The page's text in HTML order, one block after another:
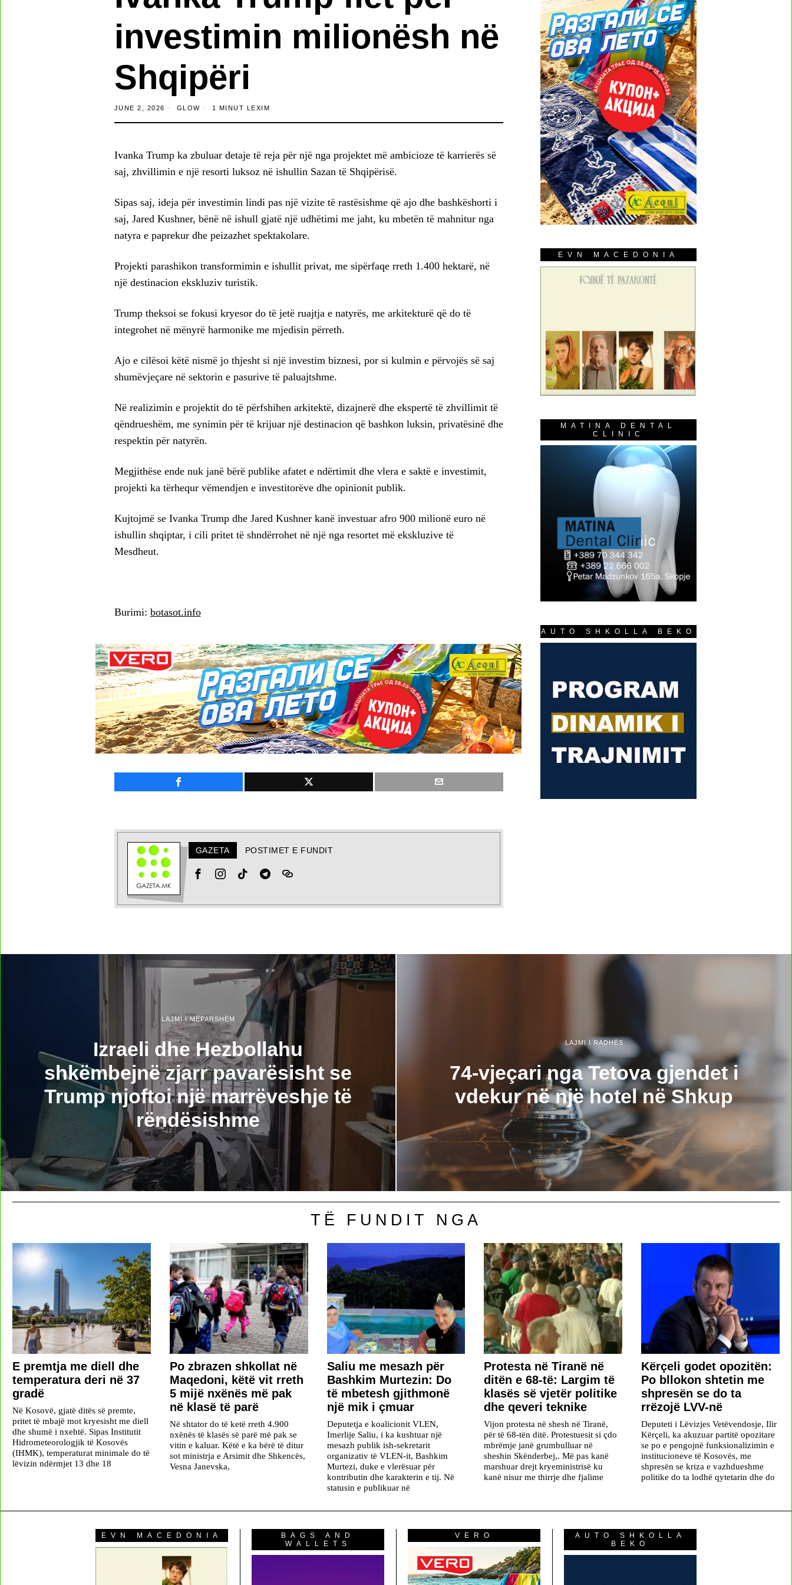
investimin milionësh në
Shqipëri
JUNE 2, 2026 GLOW 1 MINUT LEXIM
Ivanka Trump ka zbuluar detaje të reja për një nga projektet më ambicioze të karrierës së
saj, zhvillimin e një resorti luksoz në ishullin Sazan të Shqipërisë.
Sipas saj, ideja për investimin lindi pas një vizite të rastësishme që ajo dhe bashkëshorti i
saj, Jared Kushner, bënë në ishull gjatë një udhëtimi me jaht, ku mbetën të mahnitur nga
natyra e paprekur dhe peizazhet spektakolare.
Projekti parashikon transformimin e ishullit privat, me sipërfaqe rreth 1.400 hektarë, në
një destinacion ekskluziv turistik.
Trump theksoi se fokusi kryesor do të jetë ruajtja e natyrës, me arkitekturë që do të
integrohet në mënyrë harmonike me mjedisin përreth.
Ajo e cilësoi këtë nismë jo thjesht si një investim biznesi, por si kulmin e përvojës së saj
shumëvjeçare në sektorin e pasurive të paluajtshme.
Në realizimin e projektit do të përfshihen arkitektë, dizajnerë dhe ekspertë të zhvillimit të
qëndrueshëm, me synimin për të krijuar një destinacion që bashkon luksin, privatësinë dhe
respektin për natyrën.
Megjithëse ende nuk janë bërë publike afatet e ndërtimit dhe vlera e saktë e investimit,
projekti ka tërhequr vëmendjen e investitorëve dhe opinionit publik.
Kujtojmë se Ivanka Trump dhe Jared Kushner kanë investuar afro 900 milionë euro në
ishullin shqiptar, i cili pritet të shndërrohet në një nga resortet më ekskluzive të
Mesdheut.
Burimi: botasot.info
GAZETA POSTIMET E FUNDIT
EVN MACEDONIA
MATINA DENTAL
CLINIC
AUTO SHKOLLA BEKO
LAJMI I MËPARSHËM
Izraeli dhe Hezbollahu
shkëmbejnë zjarr pavarësisht se
Trump njoftoi një marrëveshje të
rëndësishme
LAJMI I RADHËS
74-vjeçari nga Tetova gjendet i
vdekur në një hotel në Shkup
TË FUNDIT NGA
E premtja me diell dhe
temperatura deri në 37
gradë
Në Kosovë, gjatë ditës së premte,
pritet të mbajë mot kryesisht me diell
dhe shumë i nxehtë. Sipas Institutit
Hidrometeorologjik të Kosovës
(IHMK), temperaturat minimale do të
lëvizin ndërmjet 13 dhe 18
Po zbrazen shkollat në
Maqedoni, këtë vit rreth
5 mijë nxënës më pak
në klasë të parë
Në shtator do të ketë rreth 4.900
nxënës të klasës së parë më pak se
vitin e kaluar. Këtë e ka bërë të ditur
sot ministrja e Arsimit dhe Shkencës,
Vesna Janevska,
Saliu me mesazh për
Bashkim Murtezin: Do
të mbetesh gjithmonë
një mik i çmuar
Deputetja e koalicionit VLEN,
Imerlije Saliu, i ka kushtuar një
mesazh publik ish-sekretarit
organizativ të VLEN-it, Bashkim
Murtezi, duke e vlerësuar për
kontributin dhe karakterin e tij. Në
statusin e publikuar në
Protesta në Tiranë në
ditën e 68-të: Largim të
klasës së vjetër politike
dhe qeveri teknike
Vijon protesta në shesh në Tiranë,
për të 68-tën ditë. Protestuesit si çdo
mbrëmje janë grumbulluar në
sheshin Skënderbej,. Më pas kanë
marshuar drejt kryeministrisë ku
kanë nisur me thirrje dhe fjalime
Kërçeli godet opozitën:
Po bllokon shtetin me
shpresën se do ta
rrëzojë LVV-në
Deputeti i Lëvizjes Vetëvendosje, Ilir
Kërçeli, ka akuzuar partitë opozitare
se po e pengojnë funksionalizimin e
institucioneve të Kosovës, me
shpresën se kriza e vazhdueshme
politike do ta lodhë qytetarin dhe do
EVN MACEDONIA
BAGS AND
WALLETS
VERO
AUTO SHKOLLA
BEKO